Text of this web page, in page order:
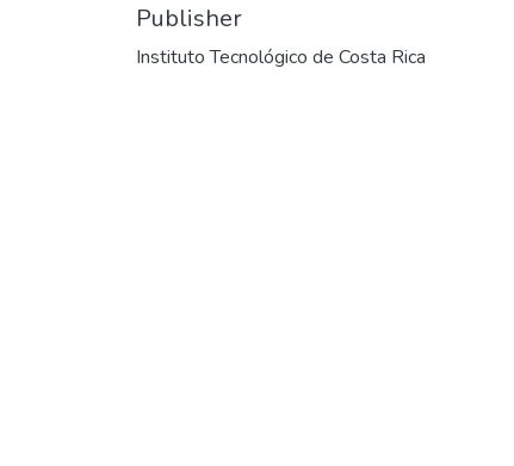
Publisher
Instituto Tecnológico de Costa Rica